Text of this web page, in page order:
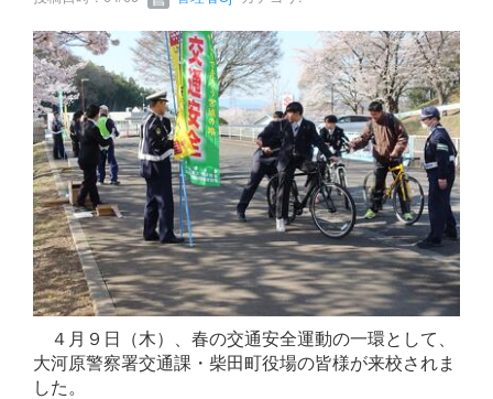
４月９日（木）、春の交通安全運動の一環として、
大河原警察署交通課・柴田町役場の皆様が来校されま
した。